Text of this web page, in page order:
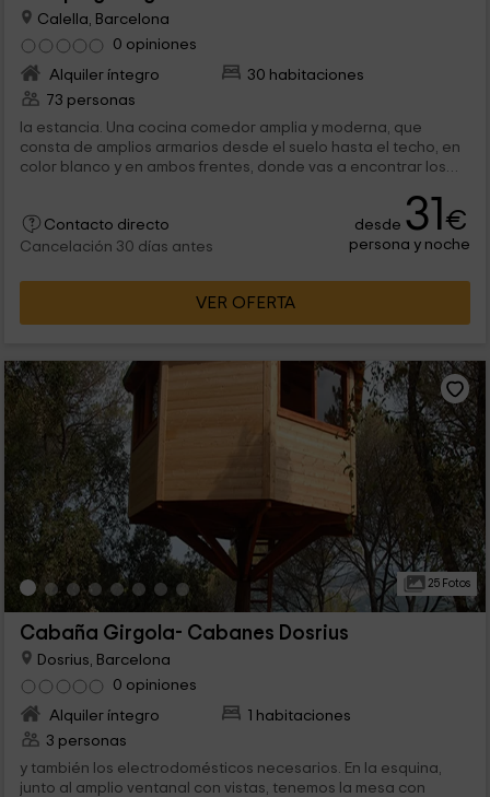
Calella, Barcelona
0 opiniones
Alquiler íntegro
30 habitaciones
73 personas
la estancia. Una cocina comedor amplia y moderna, que
consta de amplios armarios desde el suelo hasta el techo, en
color blanco y en ambos frentes, donde vas a encontrar los
Contacto directo
Cancelación 30 días antes
desde 31€
persona y noche
VER OFERTA
25 Fotos
Cabaña Girgola- Cabanes Dosrius
Dosrius, Barcelona
0 opiniones
Alquiler íntegro
1 habitaciones
3 personas
y también los electrodomésticos necesarios. En la esquina,
junto al amplio ventanal con vistas, tenemos la mesa con